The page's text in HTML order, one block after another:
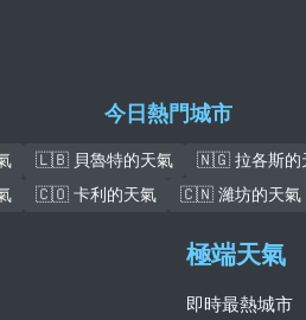
今日熱門城市
🇱🇧 貝魯特的天氣 🇳🇬 拉各斯的
🇨🇴 卡利的天氣 🇨🇳 濰坊的天氣
極端天氣
即時最熱城市